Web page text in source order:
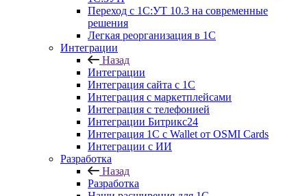
Переход с 1С:УТ 10.3 на современные
решения
Легкая реорганизация в 1С
Интеграции
Назад
Интеграции
Интеграция сайта с 1С
Интеграция с маркетплейсами
Интеграция с телефонией
Интеграции Битрикс24
Интеграция 1С с Wallet от OSMI Cards
Интеграции с ИИ
Разработка
Назад
Разработка